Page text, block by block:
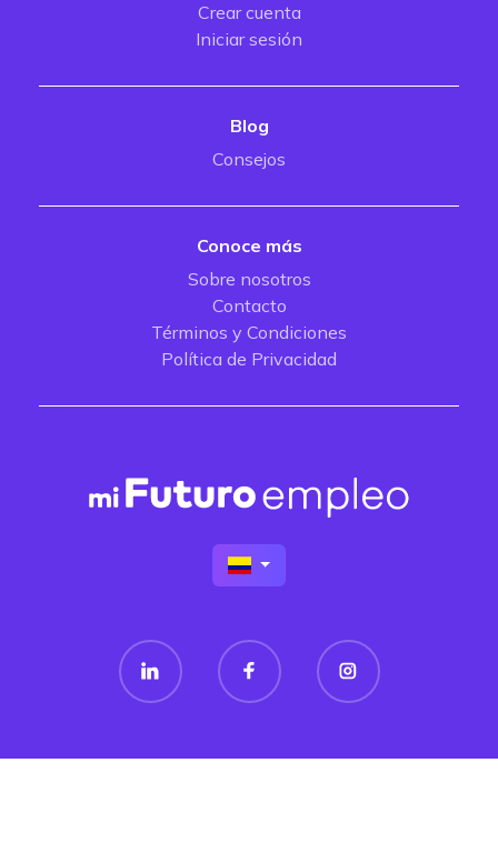
Crear cuenta
Iniciar sesión
Blog
Consejos
Conoce más
Sobre nosotros
Contacto
Términos y Condiciones
Política de Privacidad